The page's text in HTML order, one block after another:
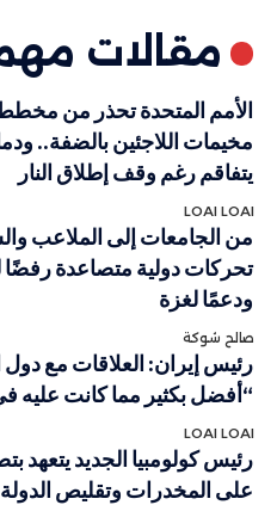
مقالات
الأمم المتحدة تحذر من
مخيمات اللاجئين بالضفة..
يتفاقم رغم وقف إطلاق النار
LOAI LOAI
من الجامعات إلى الملاعب
تحركات دولية متصاعدة رفضًا
ودعمًا لغزة
صالح شوكة
رئيس إيران: العلاقات مع دول
“أفضل بكثير مما كانت عليه
LOAI LOAI
رئيس كولومبيا الجديد يتعهد
على المخدرات وتقليص الدولة